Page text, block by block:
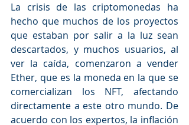
La crisis de las criptomonedas ha
hecho que muchos de los proyectos
que estaban por salir a la luz sean
descartados, y muchos usuarios, al
ver la caída, comenzaron a vender
Ether, que es la moneda en la que se
comercializan los NFT, afectando
directamente a este otro mundo. De
acuerdo con los expertos, la inflación